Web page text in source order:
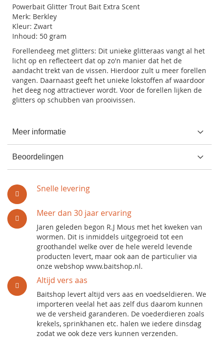
Snelle levering
Meer dan 30 jaar ervaring
Jaren geleden begon R.J Mous met het kweken van
wormen. Dit is inmiddels uitgegroeid tot een
groothandel welke over de hele wereld levende
producten levert, maar ook aan de particulier via
onze webshop www.baitshop.nl.
Altijd vers aas
Baitshop levert altijd vers aas en voedseldieren. We
importeren veelal het aas zelf dus daarom kunnen
we de versheid garanderen. De voederdieren zoals
krekels, sprinkhanen etc. halen we iedere dinsdag
zodat we ook deze vers kunnen verzenden.
Powerbait Glitter Trout Bait Extra Scent
Merk: Berkley
Kleur: Zwart
Inhoud: 50 gram
Forellendeeg met glitters: Dit unieke glitteraas vangt al het
licht op en reflecteert dat op zo'n manier dat het de
aandacht trekt van de vissen. Hierdoor zult u meer forellen
vangen. Daarnaast geeft het unieke lokstoffen af waardoor
het deeg nog attractiever wordt. Voor de forellen lijken de
glitters op schubben van prooivissen.
Meer informatie
Beoordelingen